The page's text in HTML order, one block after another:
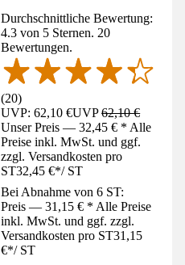
Durchschnittliche Bewertung:
4.3 von 5 Sternen. 20
Bewertungen.
(20)
UVP: 62,10 €UVP62,10 €
Unser Preis — 32,45 € * Alle
Preise inkl. MwSt. und ggf.
zzgl. Versandkosten pro
ST32,45 €*/ ST
Bei Abnahme von 6 ST:
Preis — 31,15 € * Alle Preise
inkl. MwSt. und ggf. zzgl.
Versandkosten pro ST31,15
€*/ ST